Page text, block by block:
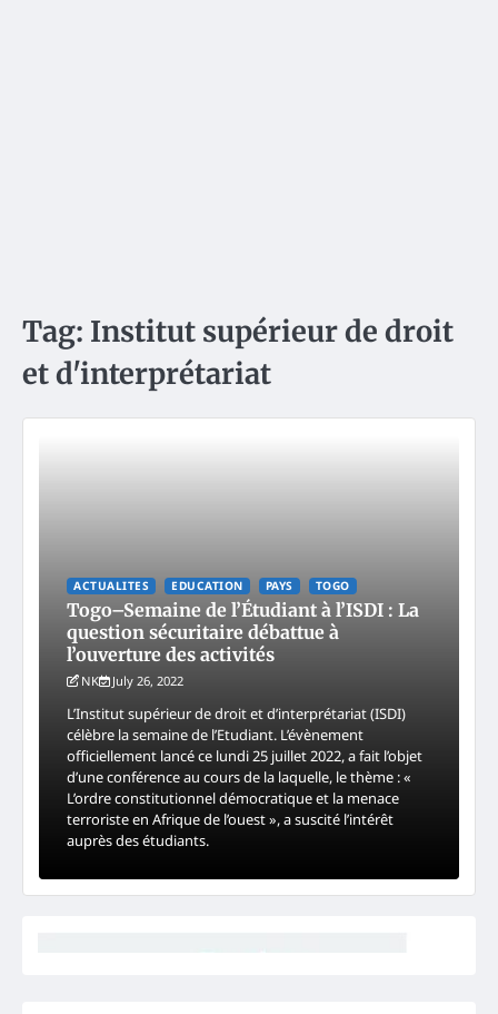
Tag: Institut supérieur de droit
et d'interprétariat
ACTUALITES EDUCATION PAYS TOGO
Togo–Semaine de l’Étudiant à l’ISDI : La
question sécuritaire débattue à
l’ouverture des activités
NK July 26, 2022
L’Institut supérieur de droit et d’interprétariat (ISDI)
célèbre la semaine de l’Etudiant. L’évènement
officiellement lancé ce lundi 25 juillet 2022, a fait l’objet
d’une conférence au cours de la laquelle, le thème : «
L’ordre constitutionnel démocratique et la menace
terroriste en Afrique de l’ouest », a suscité l’intérêt
auprès des étudiants.